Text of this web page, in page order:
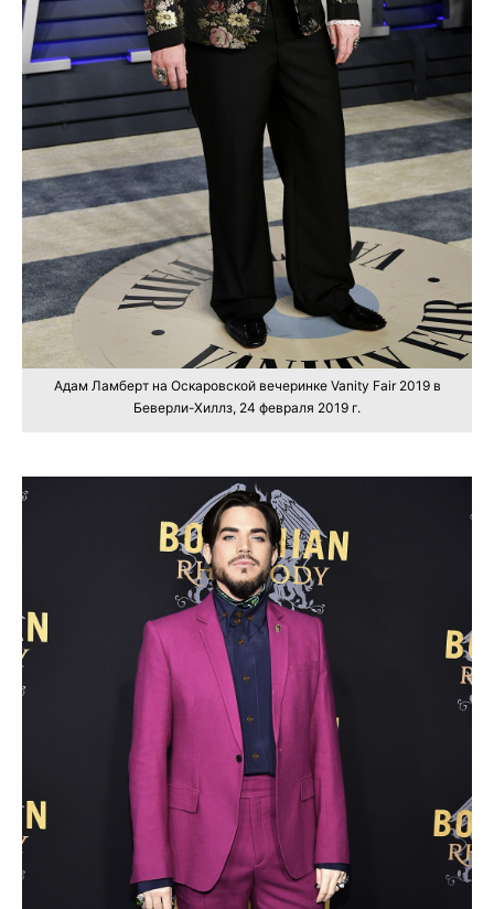
Адам Ламберт на Оскаровской вечеринке Vanity Fair 2019 в
Беверли-Хиллз, 24 февраля 2019 г.